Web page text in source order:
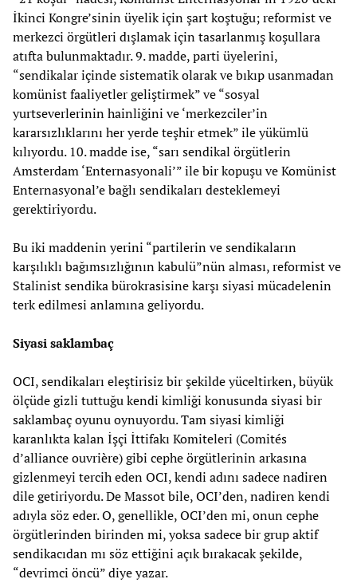
İkinci Kongre’sinin üyelik için şart koştuğu; reformist ve
merkezci örgütleri dışlamak için tasarlanmış koşullara
atıfta bulunmaktadır. 9. madde, parti üyelerini,
“sendikalar içinde sistematik olarak ve bıkıp usanmadan
komünist faaliyetler geliştirmek” ve “sosyal
yurtseverlerinin hainliğini ve ‘merkezciler’in
kararsızlıklarını her yerde teşhir etmek” ile yükümlü
kılıyordu. 10. madde ise, “sarı sendikal örgütlerin
Amsterdam ‘Enternasyonali’” ile bir kopuşu ve Komünist
Enternasyonal’e bağlı sendikaları desteklemeyi
gerektiriyordu.
Bu iki maddenin yerini “partilerin ve sendikaların
karşılıklı bağımsızlığının kabulü”nün alması, reformist ve
Stalinist sendika bürokrasisine karşı siyasi mücadelenin
terk edilmesi anlamına geliyordu.
Siyasi saklambaç
OCI, sendikaları eleştirisiz bir şekilde yüceltirken, büyük
ölçüde gizli tuttuğu kendi kimliği konusunda siyasi bir
saklambaç oyunu oynuyordu. Tam siyasi kimliği
karanlıkta kalan İşçi İttifakı Komiteleri (Comités
d’alliance ouvrière) gibi cephe örgütlerinin arkasına
gizlenmeyi tercih eden OCI, kendi adını sadece nadiren
dile getiriyordu. De Massot bile, OCI’den, nadiren kendi
adıyla söz eder. O, genellikle, OCI’den mi, onun cephe
örgütlerinden birinden mi, yoksa sadece bir grup aktif
sendikacıdan mı söz ettiğini açık bırakacak şekilde,
“devrimci öncü” diye yazar.